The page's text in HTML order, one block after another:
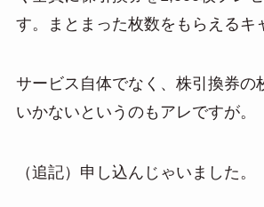
a
す。まとまった枚数をもらえるキ
サービス自体でなく、株引換券の
いかないというのもアレですが。
（追記）申し込んじゃいました。